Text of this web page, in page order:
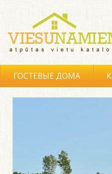
ГОСТЕВЫЕ ДОМА